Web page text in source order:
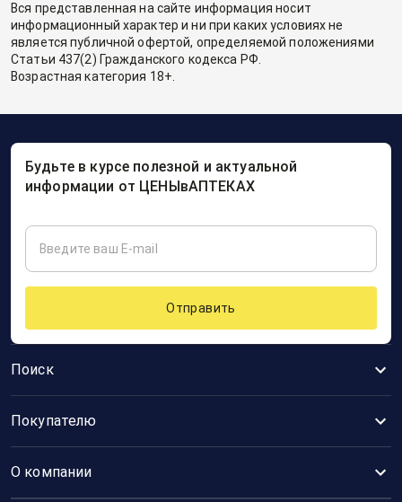
Вся представленная на сайте информация носит
информационный характер и ни при каких условиях не
является публичной офертой, определяемой положениями
Статьи 437(2) Гражданского кодекса РФ.
Возрастная категория 18+.
Поиск
Покупателю
О компании
Будьте в курсе полезной и актуальной
информации от ЦЕНЫвАПТЕКАХ
Отправить